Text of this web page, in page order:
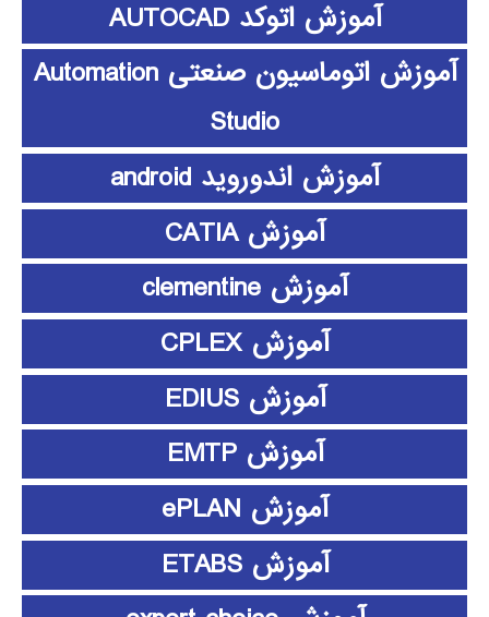
آموزش اتوکد AUTOCAD
آموزش اتوماسیون صنعتی Automation
Studio
آموزش اندوروید android
آموزش CATIA
آموزش clementine
آموزش CPLEX
آموزش EDIUS
آموزش EMTP
آموزش ePLAN
آموزش ETABS